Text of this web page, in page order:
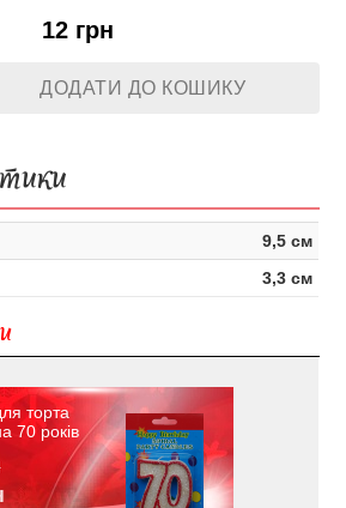
12 грн
ДОДАТИ ДО КОШИКУ
9,5 см
3,3 см
торта
70 років